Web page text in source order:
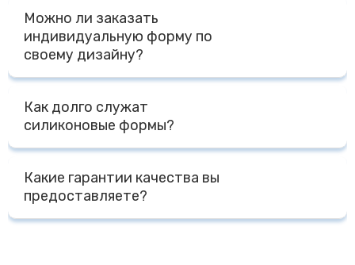
Компаниями - ПЭК, СДЭК, Деловые Линии, КИТ, либо
другими Компаниями на выбор Клиента. Доставка до
терминала Транспортной Компании в г. Москве
осуществляется бесплатно, отправка за счет
Можно ли заказать
индивидуальную форму по
своему дизайну?
индивидуальному дизайну Заказчика. Для расчета
стоимости нам необходим макет, фото, чертеж,
модель с размерами или готовый образец изделия и
Как долго служат
силиконовые формы?
режим от -40 до + 240 градусов, мытье без
агрессивных моющих средств, срок службы форм
несколько лет. При промышленной эксплуатации - не
Какие гарантии качества вы
предоставляете?